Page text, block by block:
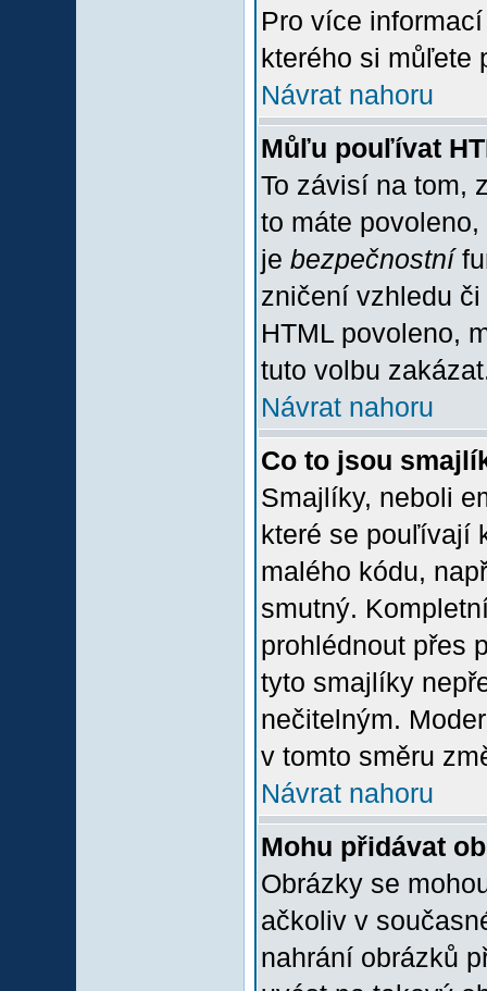
Pro více
kterého si můľete
Návrat nahoru
Můľu pouľívat
To závisí na tom,
to máte
je bezpečnostní
zničení vzhledu
HTML povoleno,
tuto volbu
Návrat nahoru
Co to jsou
Smajlíky, neboli
které se pouľívají
malého kódu,
smutný.
prohlédnout přes
tyto smajlíky
nečitelným.
v tomto směru
Návrat nahoru
Mohu přidávat
Obrázky se
ačkoliv v
nahrání obrázků